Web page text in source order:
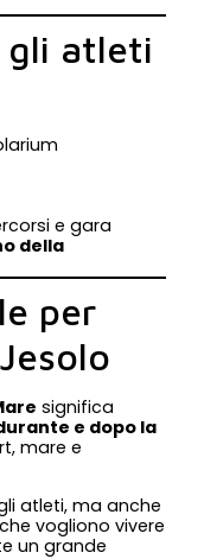
gli atleti
e gara
della
per
significa
e dopo la
mare e
atleti, ma anche
che vogliono vivere
un grande